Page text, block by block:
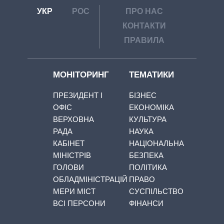
УКР РОС
ПРО НАС
КОНТАКТИ
ПРАВИЛА
МОНІТОРИНГ
ПРЕЗИДЕНТ І
ОФІС
ВЕРХОВНА
РАДА
КАБІНЕТ
МІНІСТРІВ
ГОЛОВИ
ОБЛАДМІНІСТРАЦІЙ
МЕРИ МІСТ
ВСІ ПЕРСОНИ
ТЕМАТИКИ
БІЗНЕС
ЕКОНОМІКА
КУЛЬТУРА
НАУКА
НАЦІОНАЛЬНА
БЕЗПЕКА
ПОЛІТИКА
ПРАВО
СУСПІЛЬСТВО
ФІНАНСИ